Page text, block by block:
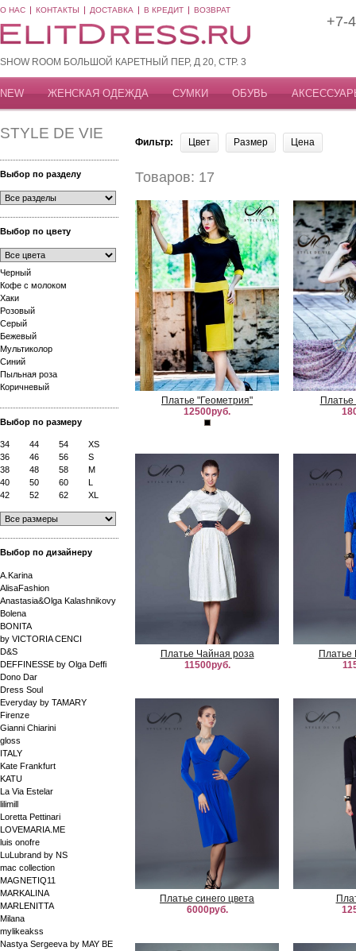
О НАС КОНТАКТЫ ДОСТАВКА В КРЕДИТ ВОЗВРАТ
SHOW ROOM БОЛЬШОЙ КАРЕТНЫЙ ПЕР, Д 20, СТР. 3
+7-
NEW ЖЕНСКАЯ ОДЕЖДА СУМКИ ОБУВЬ
STYLE DE VIE
Выбор по разделу
Выбор по цвету
Черный
Кофе с молоком
Хаки
Розовый
Серый
Бежевый
Мультиколор
Синий
Пыльная роза
Коричневый
Выбор по размеру
34 44 54
XS
36
46 56
S
38
48 58
M
40
50 60
L
42
52 62 XL
Выбор по дизайнеру
A.Karina
AlisaFashion
Anastasia&Olga Kalashnikovy
Bolena
BONITA
by VICTORIA CENCI
D&S
DEFFINESSE by Olga Deffi
Dono Dar
Dress Soul
Everyday by TAMARY
Firenze
Gianni Chiarini
gloss
ITALY
Kate Frankfurt
KATU
La Via Estelar
lilimill
Loretta Pettinari
LOVEMARIA.ME
luis onofre
LuLubrand by NS
mac collection
MAGNETIQ11
MARKALINA
MARLENITTA
Milana
mylikeakss
Nastya Sergeeva by MAY BE
Фильтр: Цвет Размер Цена
Товаров: 17
Платье "Геометрия"
12500руб.
Платье
Платье Чайная роза
11500руб.
Платье
Платье синего цвета
6000руб.